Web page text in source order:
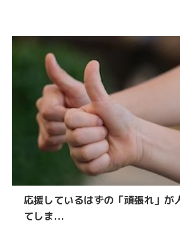
応援しているはずの「頑張れ」が
てしま...